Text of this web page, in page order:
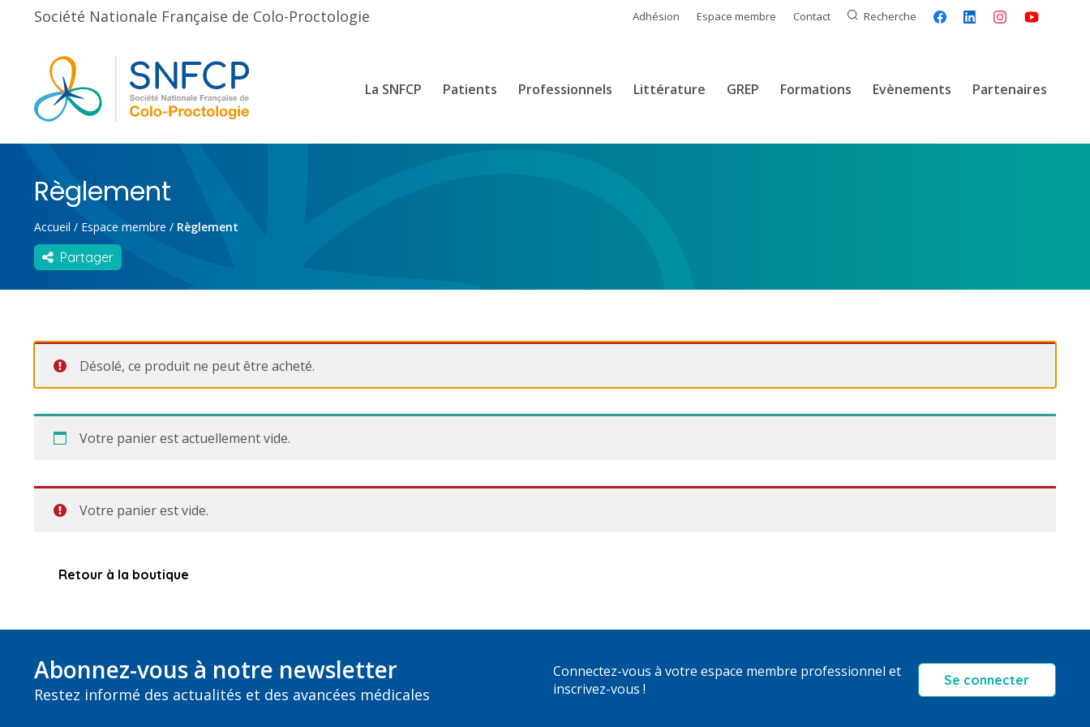
Société Nationale Française de Colo-Proctologie Adhésion Espace membre Contact Recherche
La SNFCP Patients Professionnels Littérature GREP Formations Evènements Partenaires
Règlement
Accueil / Espace membre / Règlement
Partager
Désolé, ce produit ne peut être acheté.
Votre panier est actuellement vide.
Votre panier est vide.
Retour à la boutique
Abonnez-vous à notre newsletter
Restez informé des actualités et des avancées médicales
Connectez-vous à votre espace membre professionnel et
inscrivez-vous !
Se connecter